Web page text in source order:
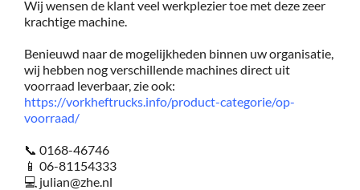
Wij wensen de klant veel werkplezier toe met deze zeer
krachtige machine.
Benieuwd naar de mogelijkheden binnen uw organisatie,
wij hebben nog verschillende machines direct uit
voorraad leverbaar, zie ook:
https://vorkheftrucks.info/product-categorie/op-
voorraad/
📞 0168-46746
📱 06-81154333
💻 julian@zhe.nl